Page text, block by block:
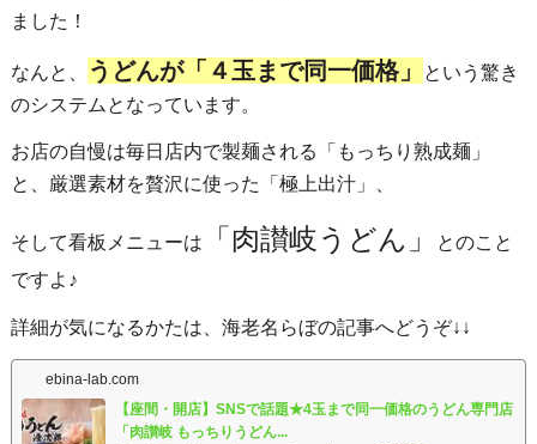
ました！
なんと、 うどんが「４玉まで同一価格」
という驚き
のシステムとなっています。
お店の自慢は毎日店内で製麺される「もっちり熟成麺」
と、厳選素材を贅沢に使った「極上出汁」、
そして看板メニューは 「肉讃岐うどん」
とのこと
ですよ♪
詳細が気になるかたは、海老名らぼの記事へどうぞ↓↓
ebina-lab.com
【座間・開店】SNSで話題★4玉まで同一価格のうどん専門店
「肉讃岐 もっちりうどん...